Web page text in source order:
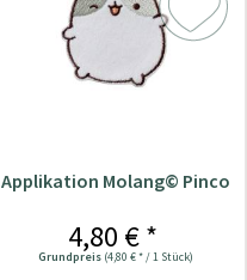
Applikation Molang© Pinco
4,80 € *
Grundpreis (4,80 € * / 1 Stück)